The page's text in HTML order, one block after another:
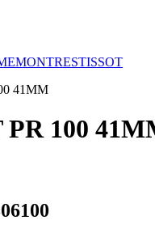
MONTRESTISSOT
PR 100